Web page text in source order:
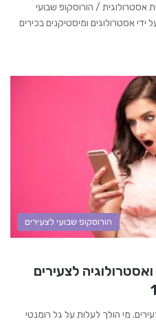
אסטרולוגית / הורוסקופ שבועי
אסטרולוגים ומיסטיקנים בכירים
הורוסקופ שבועי לצעירים
לצעירים
מי הולך לעלות על גל רומנטי